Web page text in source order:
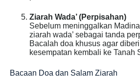
Ziarah Wada’ (Perpisahan)
Sebelum meninggalkan
ziarah wada’ sebagai tanda
Bacalah doa khusus agar diberi
kesempatan kembali ke Tanah
Bacaan Doa dan Salam Ziarah